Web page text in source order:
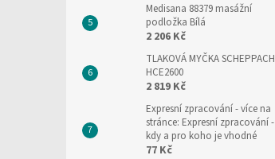
Medisana 88379 masážní
podložka Bílá
2 206 Kč
TLAKOVÁ MYČKA SCHEPPACH
HCE2600
2 819 Kč
Expresní zpracování- více na
stránce: Expresní zpracování -
kdy a pro koho je vhodné
77 Kč